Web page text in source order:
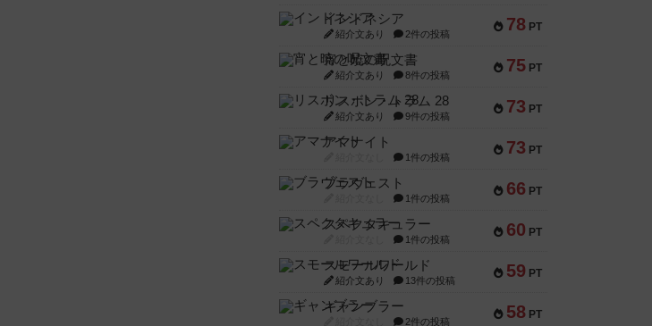
78 PT
インドネシア
紹介文あり 2件の投稿
75 PT
宵と暁の呪文書
紹介文あり 8件の投稿
73 PT
リスボン・トラム 28
紹介文あり 9件の投稿
73 PT
アマナイト
1件の投稿
66 PT
ブラヴェスト
1件の投稿
60 PT
スペクタキュラー
1件の投稿
59 PT
スモールワールド
紹介文あり 13件の投稿
58 PT
ギャンブラー
2件の投稿